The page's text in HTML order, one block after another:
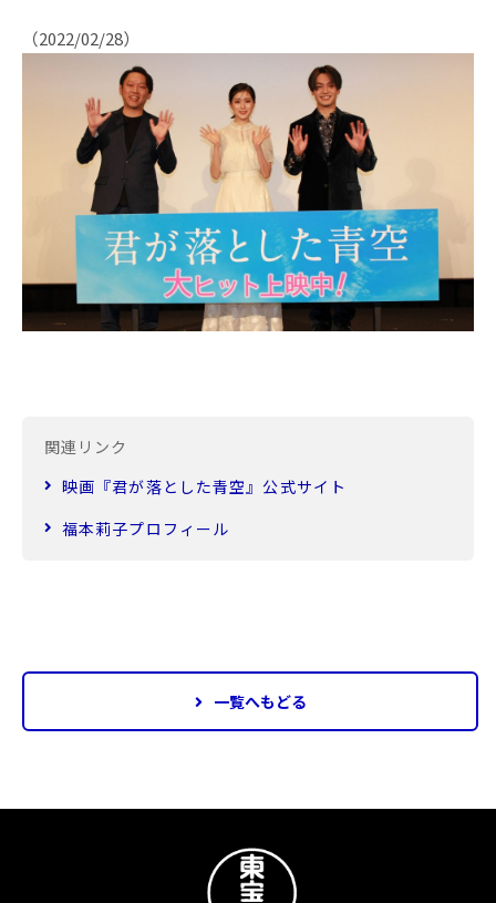
（2022/02/28）
関連リンク
映画『君が落とした青空』公式サイト
福本莉子プロフィール
一覧へもどる